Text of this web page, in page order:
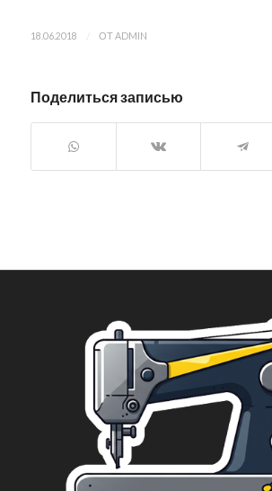
18.06.2018 ОТADMIN
Поделиться записью